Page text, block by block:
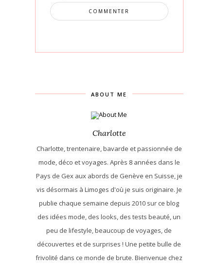
ABOUT ME
Charlotte
Charlotte, trentenaire, bavarde et passionnée de
mode, déco et voyages. Après 8 années dans le
Pays de Gex aux abords de Genève en Suisse, je
vis désormais à Limoges d'où je suis originaire. Je
publie chaque semaine depuis 2010 sur ce blog
des idées mode, des looks, des tests beauté, un
peu de lifestyle, beaucoup de voyages, de
découvertes et de surprises ! Une petite bulle de
frivolité dans ce monde de brute. Bienvenue chez